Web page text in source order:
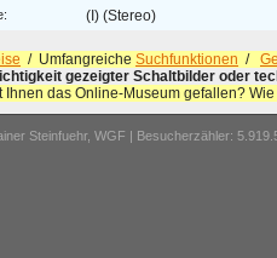
(I) (Stereo)
/ Umfangreiche Suchfunktionen /
gezeigter Schaltbilder oder
Ihnen das Online-Museum gefallen?
Steinfuehr, WGF | Besucherzähler: